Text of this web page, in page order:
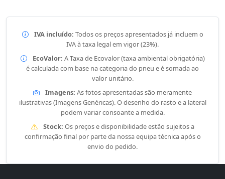
IVA incluído: Todos os preços apresentados já incluem o
IVA à taxa legal em vigor (23%).
EcoValor: A Taxa de Ecovalor (taxa ambiental obrigatória)
é calculada com base na categoria do pneu e é somada ao
valor unitário.
Imagens: As fotos apresentadas são meramente
ilustrativas (Imagens Genéricas). O desenho do rasto e a lateral
podem variar consoante a medida.
Stock: Os preços e disponibilidade estão sujeitos a
confirmação final por parte da nossa equipa técnica após o
envio do pedido.